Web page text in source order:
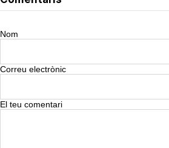
Nom
Correu electrònic
El teu comentari